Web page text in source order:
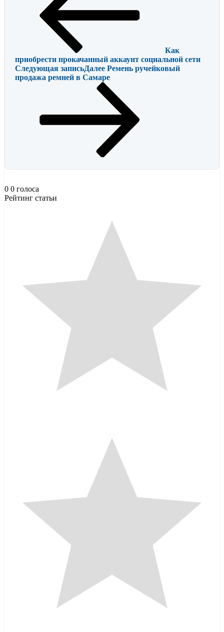
Как
приобрести прокачанный аккаунт социальной сети
Следующая записьДалее Ремень ручейковый
продажа ремней в Самаре
0 0 голоса
Рейтинг статьи